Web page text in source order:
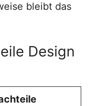
bleibt das
Design